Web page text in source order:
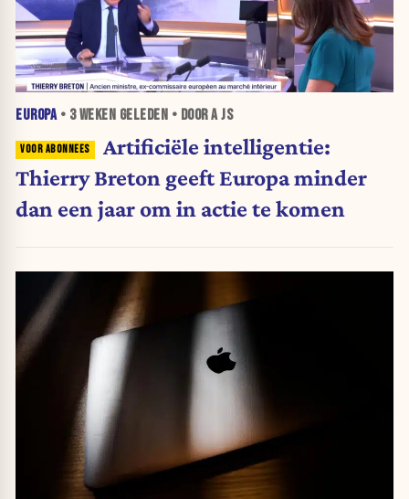
EUROPA• 3 WEKEN GELEDEN • DOOR A JS
Artificiële intelligentie:
Thierry Breton geeft Europa minder
dan een jaar om in actie te komen